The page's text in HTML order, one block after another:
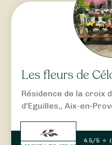
Les fleurs de
Résidence de la croix
d'Eguilles,, Aix-en-
4.5/5 ⭐ (